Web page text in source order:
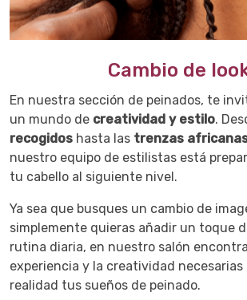
Cambio de
En nuestra sección de peinados, te
un mundo de creatividad y estilo.
recogidos hasta las trenzas
nuestro equipo de estilistas está
tu cabello al siguiente nivel.
Ya sea que busques un cambio de
simplemente quieras añadir un toque
rutina diaria, en nuestro salón
experiencia y la creatividad necesarias
realidad tus sueños de peinado.